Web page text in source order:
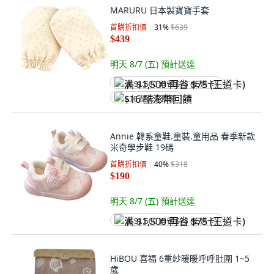
MARURU 日本製寶寶手套
首購折扣價 31%$639
$439
明天 8/7 (五) 預計送達
满 $1,500 再省 $75 (王道卡)
$16 酷澎幣回饋
Annie 韓系童鞋.童裝.童用品 春季新款
米奇學步鞋 19碼
首購折扣價 40%$318
$190
明天 8/7 (五) 預計送達
满 $1,500 再省 $75 (王道卡)
HiBOU 喜福 6重紗暖暖呼呼肚圍 1~5
歲